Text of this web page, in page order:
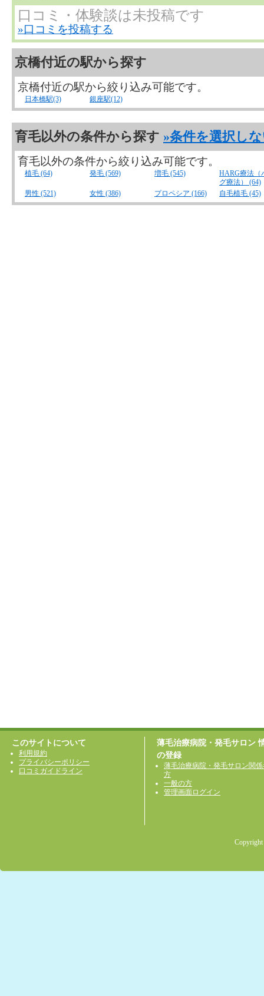
口コミ・体験談は未投稿です
»口コミを投稿する
京橋付近の駅から探す
京橋付近の駅から絞り込み可能です。
日本橋駅(3) 銀座駅(12)
育毛以外の条件から探す »条件を選択し
育毛以外の条件から絞り込み可能です。
植毛 (64) 発毛 (569) 増毛 (545)
HARG療法（
グ療法） (64)
男性 (521)
女性 (386) プロペシア (166) 自毛植毛 (45)
このサイトについて
利用規約
プライバシーポリシー
口コミガイドライン
薄毛治療病院・発毛サロン
の登録
薄毛治療病院・発毛サロン関
方
一般の方
管理画面ログイン
Copyright